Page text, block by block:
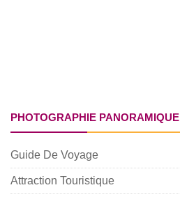
PHOTOGRAPHIE PANORAMIQUE
Guide De Voyage
Attraction Touristique